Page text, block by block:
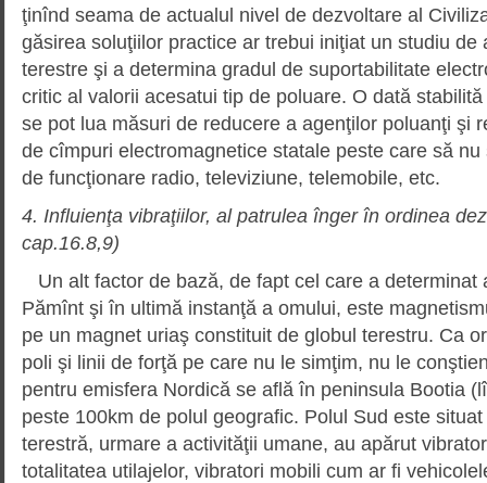
ţinînd seama de actualul nivel de dezvoltare al
găsirea soluţiilor practice ar trebui iniţiat un studiu de
terestre şi a determina gradul de suportabilitate
critic al valorii acesatui tip de poluare. O dată
se pot lua măsuri de reducere a agenţilor poluanţi şi
de cîmpuri electromagnetice statale peste care să
de funcţionare radio, televiziune, telemobile, etc.
4. Influienţa vibraţiilor, al patrulea înger în ordinea
cap.16.8,9)
Un alt factor de bază, de fapt cel care a determinat
Pămînt şi în ultimă instanţă a omului, este
pe un magnet uriaş constituit de globul terestru. Ca
poli şi linii de forţă pe care nu le simţim, nu le
pentru emisfera Nordică se află în peninsula Bootia
peste 100km de polul geografic. Polul Sud este
terestră, urmare a activităţii umane, au apărut
totalitatea utilajelor, vibratori mobili cum ar fi